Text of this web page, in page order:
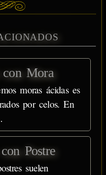
con Mora
moras ácidas es
por celos. En
Postre
suelen